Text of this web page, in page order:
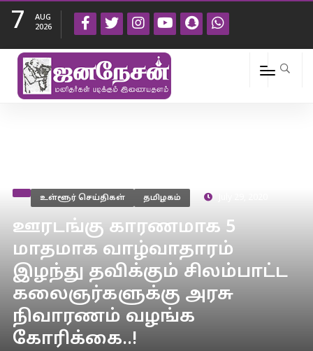
7
AUG
2026
உள்ளூர் செய்திகள் தமிழகம்
ஊரடங்கு காரணமாக 5
மாதமாக வாழ்வாதாரம்
இழந்து தவிக்கும் சிலம்பாட்ட
கலைஞர்களுக்கு அரசு
நிவாரணம் வழங்க
கோரிக்கை..!